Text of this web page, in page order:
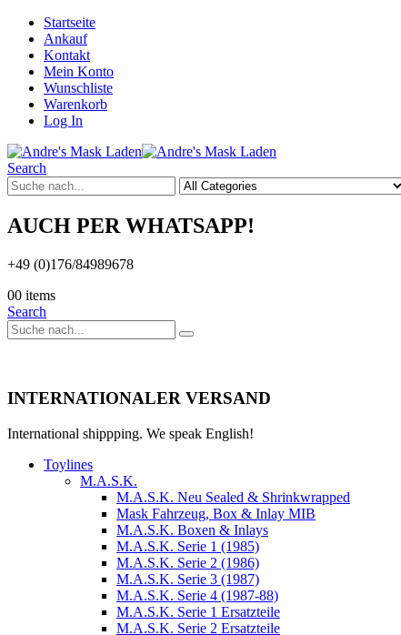
Startseite
Ankauf
Kontakt
Mein Konto
Wunschliste
Warenkorb
Log In
Search
AUCH PER WHATSAPP!
+49 (0)176/84989678
00 items
Search
INTERNATIONALER VERSAND
International shippping. We speak English!
Toylines
M.A.S.K.
M.A.S.K. Neu Sealed & Shrinkwrapped
Mask Fahrzeug, Box & Inlay MIB
M.A.S.K. Boxen & Inlays
M.A.S.K. Serie 1 (1985)
M.A.S.K. Serie 2 (1986)
M.A.S.K. Serie 3 (1987)
M.A.S.K. Serie 4 (1987-88)
M.A.S.K. Serie 1 Ersatzteile
M.A.S.K. Serie 2 Ersatzteile